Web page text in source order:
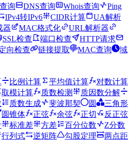
询 DNS查询 Whois查询
Ping
IPv4转IPv6 CIDR计算
UA解析
器 MAC格式化
URL解析器
SSL检查 端口检查
HTTP请求
向检查 链接提取 MAC查询
域
比例计算 平均值计算
对数计算
取模计算 质数检测
质因数分解
质数生成 斐波那契 圆
三角形
圆锥体 正弦 余弦 正切
反正弦
标准差 方差 百分位数
Z分数
行列式 逆矩阵 勾股定理
两点距